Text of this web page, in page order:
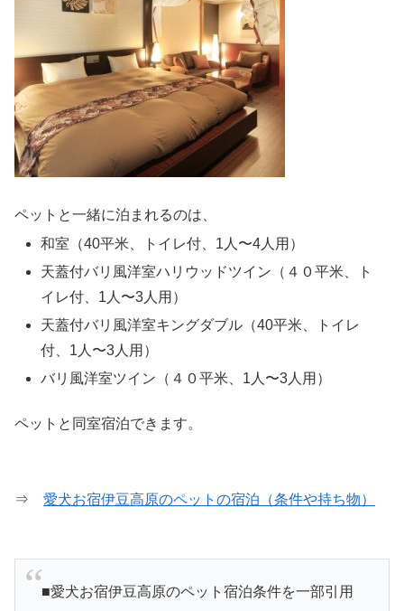
ペットと一緒に泊まれるのは、
和室（40平米、トイレ付、1人〜4人用）
天蓋付バリ風洋室ハリウッドツイン（４０平米、ト
イレ付、1人〜3人用）
天蓋付バリ風洋室キングダブル（40平米、トイレ
付、1人〜3人用）
バリ風洋室ツイン（４０平米、1人〜3人用）
ペットと同室宿泊できます。
⇒ 愛犬お宿伊豆高原のペットの宿泊（条件や持ち物）
■愛犬お宿伊豆高原のペット宿泊条件を一部引用